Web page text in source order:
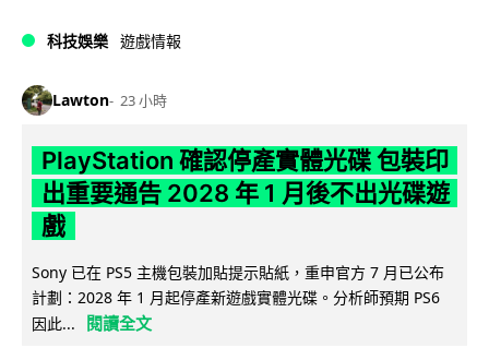
科技娛樂 遊戲情報
Lawton 23 小時
PlayStation 確認停產實體光碟 包裝印
出重要通告 2028 年 1 月後不出光碟遊
戲
Sony 已在 PS5 主機包裝加貼提示貼紙，重申官方 7 月已公布
計劃：2028 年 1 月起停產新遊戲實體光碟。分析師預期 PS6
因此...
閱讀全文